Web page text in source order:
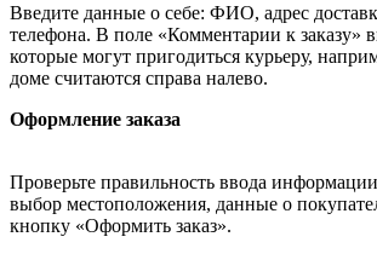
Введите данные о себе: ФИО, адрес
телефона. В поле «Комментарии к заказу»
которые могут пригодиться курьеру,
доме считаются справа налево.
Оформление заказа
Проверьте правильность ввода
выбор местоположения, данные о
кнопку «Оформить заказ».